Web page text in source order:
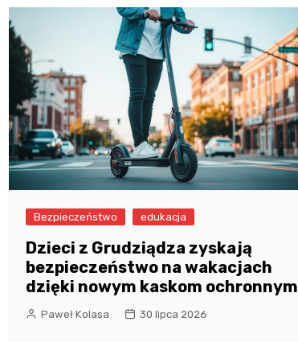
Bezpieczeństwo edukacja
Dzieci z Grudziądza zyskają
bezpieczeństwo na wakacjach
dzięki nowym kaskom ochronnym
Paweł Kolasa 30 lipca 2026